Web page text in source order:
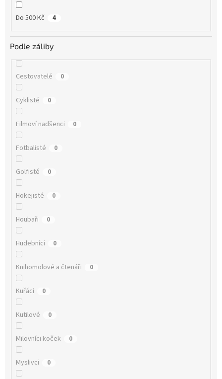
Do 500 Kč 4
Podle záliby
Cestovatelé 0
Cyklisté 0
Filmoví nadšenci 0
Fotbalisté 0
Golfisté 0
Hokejisté 0
Houbaři 0
Hudebníci 0
Knihomolové a čtenáři 0
Kuřáci 0
Kutilové 0
Milovníci koček 0
Myslivci 0